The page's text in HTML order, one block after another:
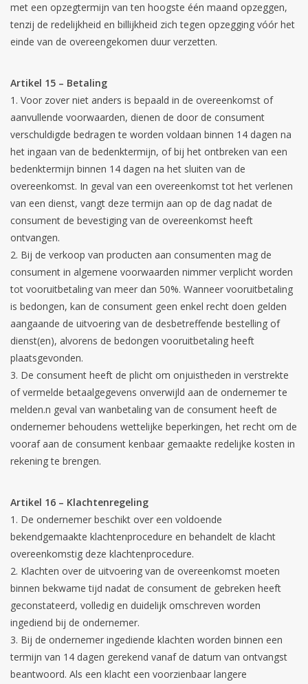
met een opzegtermijn van ten hoogste één maand opzeggen,
tenzij de redelijkheid en billijkheid zich tegen opzegging vóór het
einde van de overeengekomen duur verzetten.
Artikel 15 – Betaling
Voor zover niet anders is bepaald in de overeenkomst of
aanvullende voorwaarden, dienen de door de consument
verschuldigde bedragen te worden voldaan binnen 14 dagen na
het ingaan van de bedenktermijn, of bij het ontbreken van een
bedenktermijn binnen 14 dagen na het sluiten van de
overeenkomst. In geval van een overeenkomst tot het verlenen
van een dienst, vangt deze termijn aan op de dag nadat de
consument de bevestiging van de overeenkomst heeft
ontvangen.
Bij de verkoop van producten aan consumenten mag de
consument in algemene voorwaarden nimmer verplicht worden
tot vooruitbetaling van meer dan 50%. Wanneer vooruitbetaling
is bedongen, kan de consument geen enkel recht doen gelden
aangaande de uitvoering van de desbetreffende bestelling of
dienst(en), alvorens de bedongen vooruitbetaling heeft
plaatsgevonden.
De consument heeft de plicht om onjuistheden in verstrekte
of vermelde betaalgegevens onverwijld aan de ondernemer te
melden.n geval van wanbetaling van de consument heeft de
ondernemer behoudens wettelijke beperkingen, het recht om de
vooraf aan de consument kenbaar gemaakte redelijke kosten in
rekening te brengen.
Artikel 16 – Klachtenregeling
De ondernemer beschikt over een voldoende
bekendgemaakte klachtenprocedure en behandelt de klacht
overeenkomstig deze klachtenprocedure.
Klachten over de uitvoering van de overeenkomst moeten
binnen bekwame tijd nadat de consument de gebreken heeft
geconstateerd, volledig en duidelijk omschreven worden
ingediend bij de ondernemer.
Bij de ondernemer ingediende klachten worden binnen een
termijn van 14 dagen gerekend vanaf de datum van ontvangst
beantwoord. Als een klacht een voorzienbaar langere